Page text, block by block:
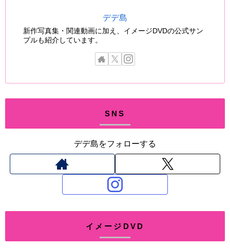
デデ島
新作写真集・関連動画に加え、イメージDVDの公式サン
プルも紹介しています。
SNS
デデ島をフォローする
イメージDVD